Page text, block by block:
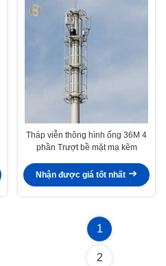
Tháp viễn thông hình ống 36M 4
phần Trượt bề mặt mạ kẽm
Nhận được giá tốt nhất
1
2